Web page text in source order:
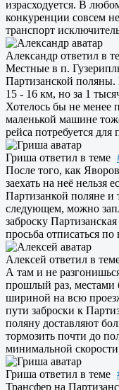
израсходуется. В
конкуренции совсем
транспорт
Александр ответил в
Местные в п.
Партизанской поляны.
15 - 16 км, но за 1
Хотелось бы не менее
маленькой машине
рейса потребуется
Гриша ответил в теме
После того, как
заехать на неё нельзя
Партизанкой поляне и
следующем, можно
заброску
просьба отписаться
Алексей ответил в
А там и не
прошлый раз, местами
шириной на всю
пути заброски к
поляну доставляют
тормозить почти до
минимальной
Гриша ответил в теме
Трансфер на